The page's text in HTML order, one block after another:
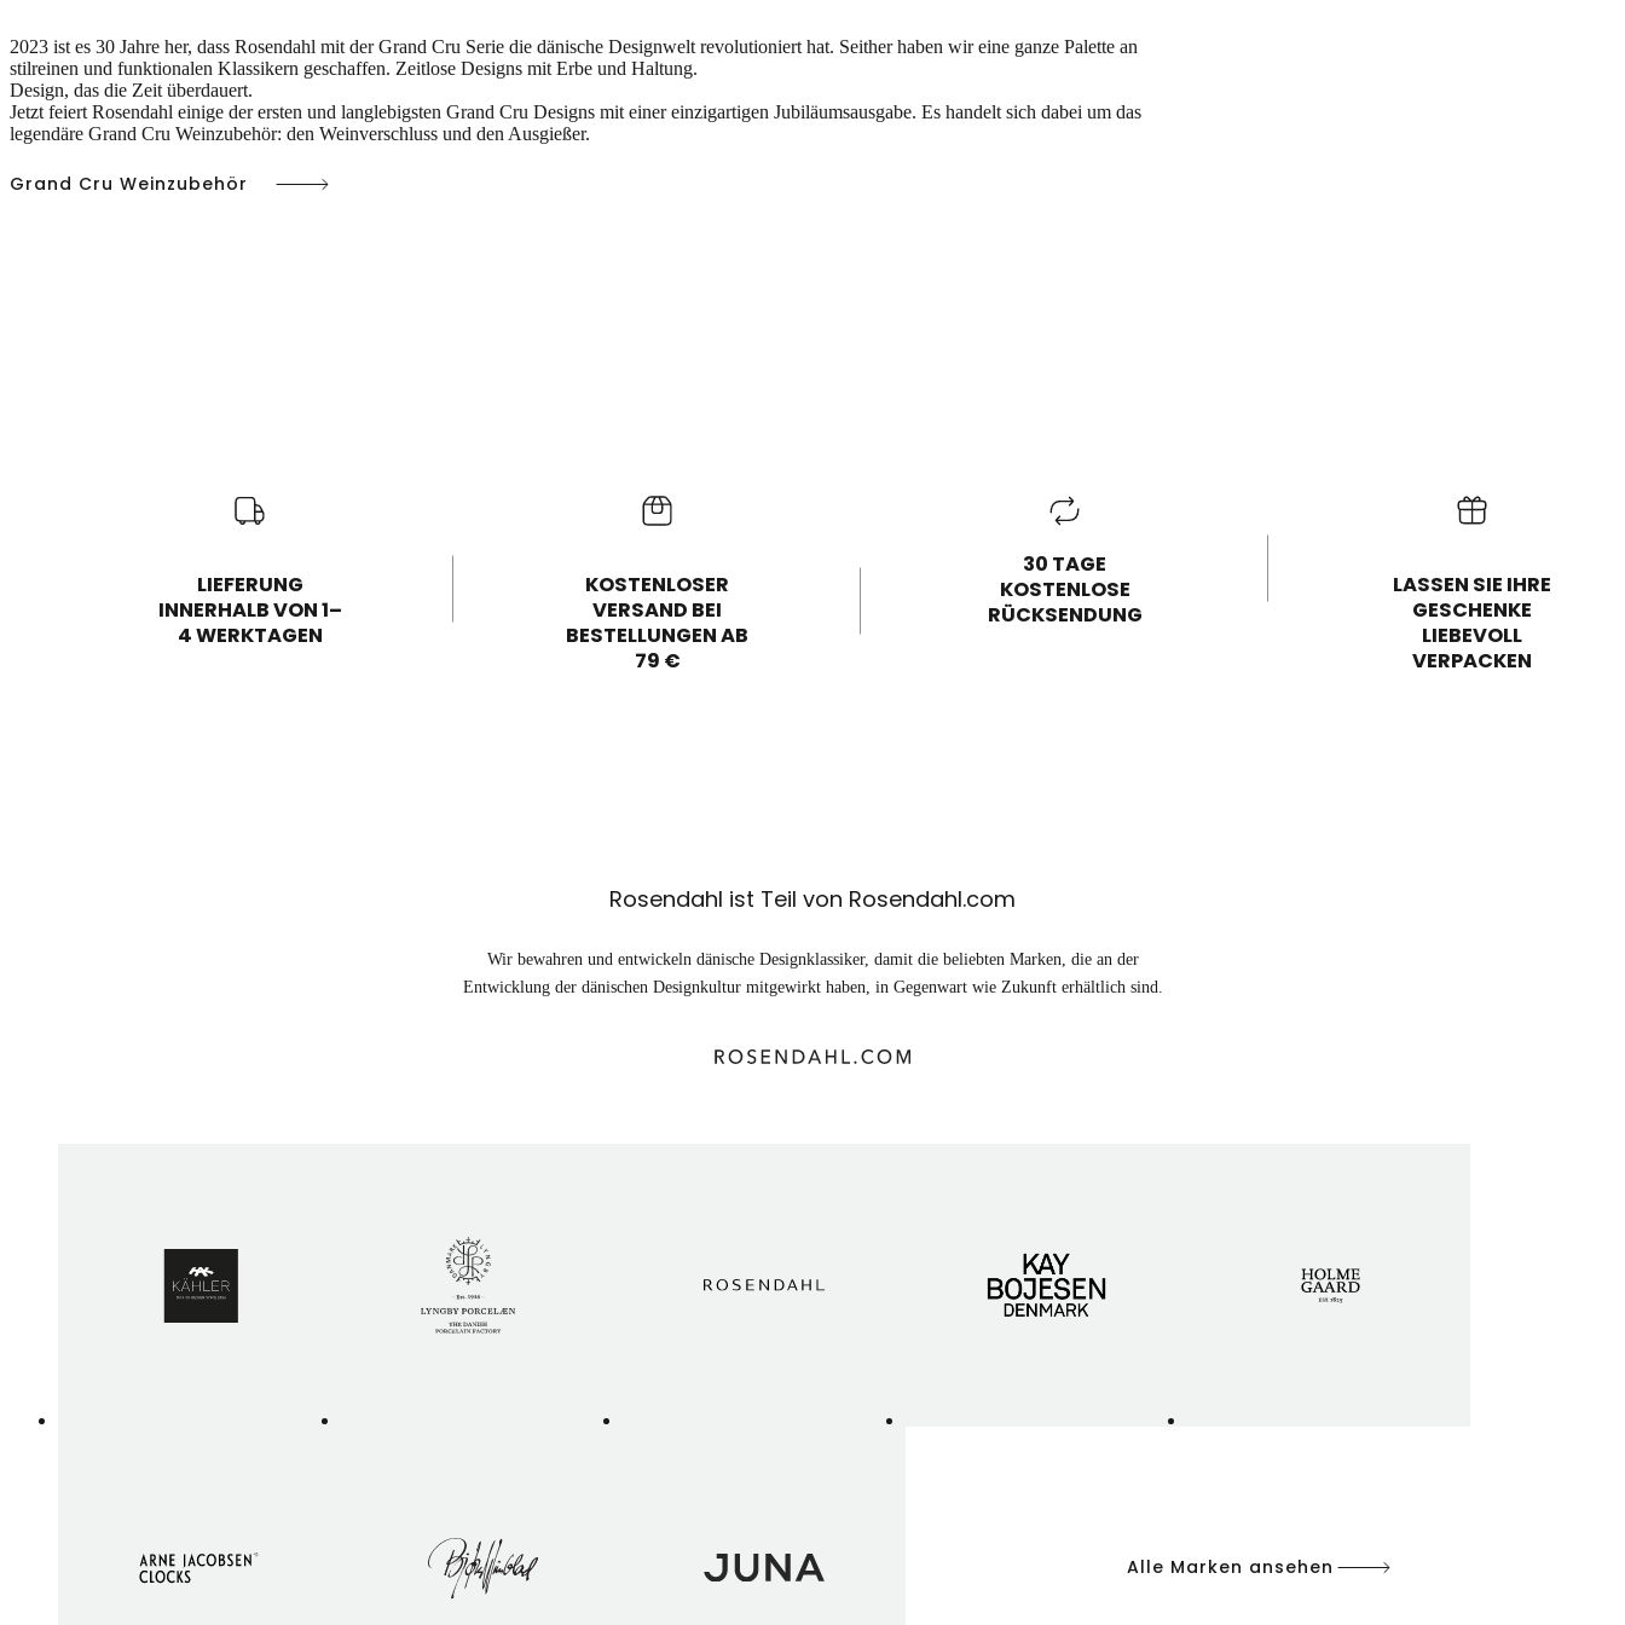
2023 ist es 30 Jahre her, dass Rosendahl mit der Grand Cru Serie die dänische Designwelt revolutioniert hat. Seither haben wir eine ganze Palette an
stilreinen und funktionalen Klassikern geschaffen. Zeitlose Designs mit Erbe und Haltung.
Design, das die Zeit überdauert.
Jetzt feiert Rosendahl einige der ersten und langlebigsten Grand Cru Designs mit einer einzigartigen Jubiläumsausgabe. Es handelt sich dabei um das
legendäre Grand Cru Weinzubehör: den Weinverschluss und den Ausgießer.
Grand Cru Weinzubehör
LIEFERUNG
INNERHALB VON 1–
4 WERKTAGEN
KOSTENLOSER
VERSAND BEI
BESTELLUNGEN AB
79 €
30 TAGE
KOSTENLOSE
RÜCKSENDUNG
LASSEN SIE IHRE
GESCHENKE
LIEBEVOLL
VERPACKEN
Rosendahl ist Teil von Rosendahl.com
Wir bewahren und entwickeln dänische Designklassiker, damit die beliebten Marken, die an der
Entwicklung der dänischen Designkultur mitgewirkt haben, in Gegenwart wie Zukunft erhältlich sind.
Alle Marken ansehen